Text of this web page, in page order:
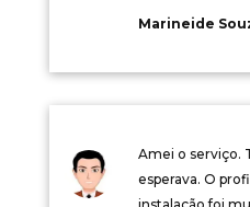
Marineide
Amei o serviço.
esperava. O